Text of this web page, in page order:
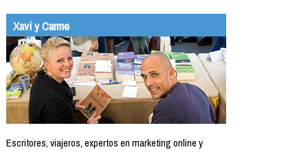
Xavi y Carme
Escritores, viajeros, expertos en marketing online y